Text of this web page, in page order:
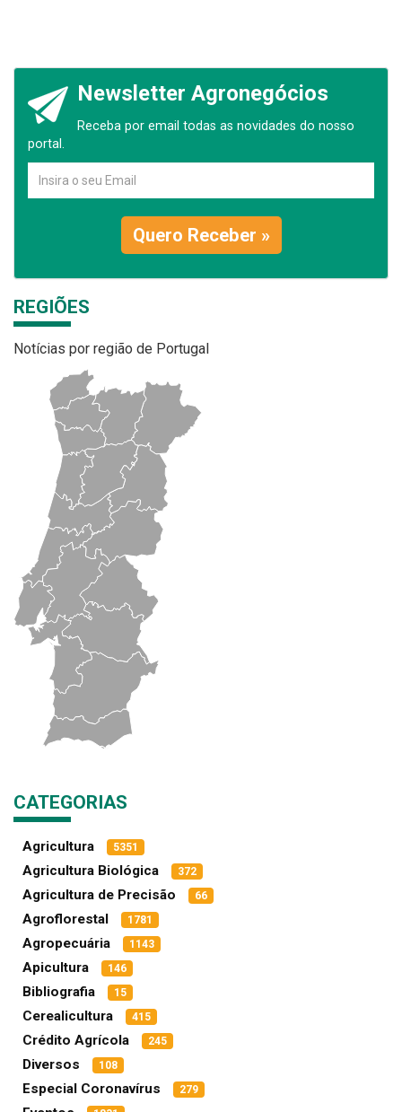
Newsletter Agronegócios
Receba por email todas as novidades do nosso
portal.
Quero Receber »
REGIÕES
Notícias por região de Portugal
CATEGORIAS
Agricultura 5351
Agricultura Biológica 372
Agricultura de Precisão 66
Agroflorestal 1781
Agropecuária 1143
Apicultura 146
Bibliografia 15
Cerealicultura 415
Crédito Agrícola 245
Diversos 108
Especial Coronavírus 279